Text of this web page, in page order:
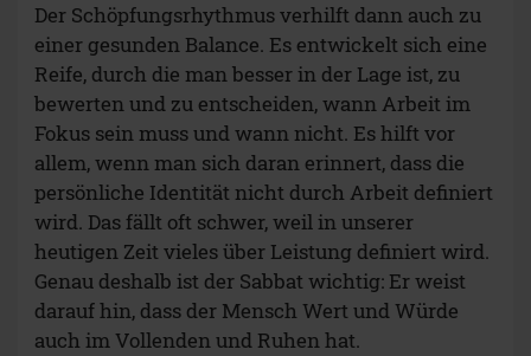
Der Schöpfungsrhythmus verhilft dann auch zu
einer gesunden Balance. Es entwickelt sich eine
Reife, durch die man besser in der Lage ist, zu
bewerten und zu entscheiden, wann Arbeit im
Fokus sein muss und wann nicht. Es hilft vor
allem, wenn man sich daran erinnert, dass die
persönliche Identität nicht durch Arbeit definiert
wird. Das fällt oft schwer, weil in unserer
heutigen Zeit vieles über Leistung definiert wird.
Genau deshalb ist der Sabbat wichtig: Er weist
darauf hin, dass der Mensch Wert und Würde
auch im Vollenden und Ruhen hat.